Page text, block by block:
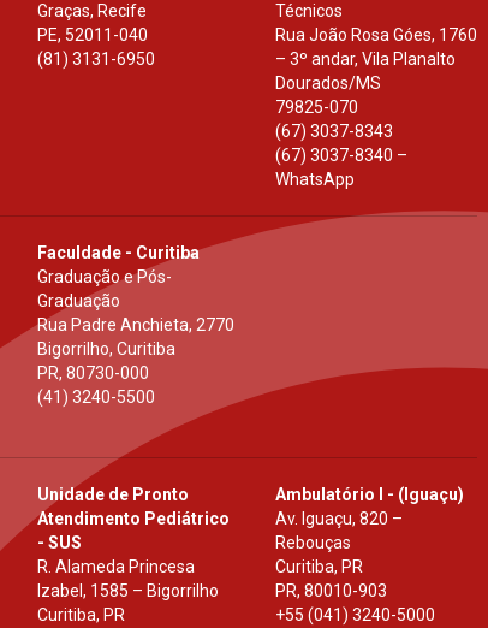
Graças, Recife
PE, 52011-040
(81) 3131-6950
Técnicos
Rua João Rosa Góes, 1760
– 3º andar, Vila Planalto
Dourados/MS
79825-070
(67) 3037-8343
(67) 3037-8340 –
WhatsApp
Faculdade - Curitiba
Graduação e Pós-
Graduação
Rua Padre Anchieta, 2770
Bigorrilho, Curitiba
PR, 80730-000
(41) 3240-5500
Unidade de Pronto
Atendimento Pediátrico
- SUS
R. Alameda Princesa
Izabel, 1585 – Bigorrilho
Curitiba, PR
Ambulatório I - (Iguaçu)
Av. Iguaçu, 820 –
Rebouças
Curitiba, PR
PR, 80010-903
+55 (041) 3240-5000